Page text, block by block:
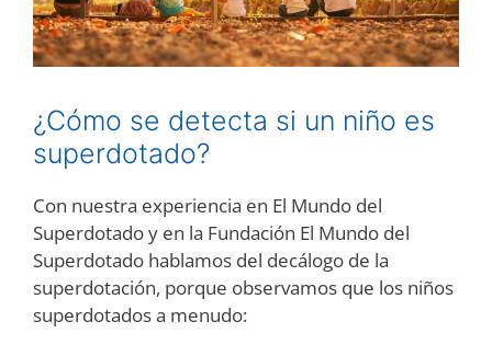
¿Cómo se detecta si un niño es
superdotado?
Con nuestra experiencia en El Mundo del
Superdotado y en la Fundación El Mundo del
Superdotado hablamos del decálogo de la
superdotación, porque observamos que los niños
superdotados a menudo: